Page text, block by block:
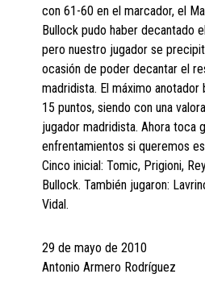
con 61-60 en el marcador, el
Bullock pudo haber decantado
pero nuestro jugador se
ocasión de poder decantar el
madridista. El máximo
15 puntos, siendo con una
jugador madridista. Ahora toca
enfrentamientos si queremos
Cinco inicial: Tomic, Prigioni,
Bullock. También jugaron:
Vidal.
29 de mayo de 2010
Antonio Armero Rodríguez